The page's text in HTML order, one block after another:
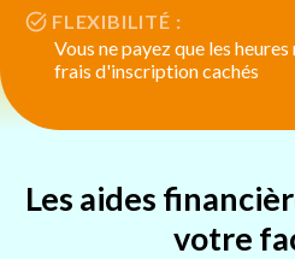
FLEXIBILITÉ :
Vous ne payez que les
frais d'inscription cachés
Les aides
votre